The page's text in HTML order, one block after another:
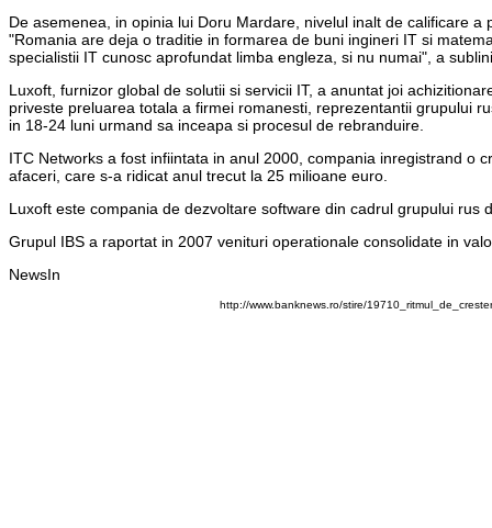
De asemenea, in opinia lui Doru Mardare, nivelul inalt de calificare
"Romania are deja o traditie in formarea de buni ingineri IT si
specialistii IT cunosc aprofundat limba engleza, si nu numai", a
Luxoft, furnizor global de solutii si servicii IT, a anuntat joi
priveste preluarea totala a firmei romanesti, reprezentantii grupului
in 18-24 luni urmand sa inceapa si procesul de rebranduire.
ITC Networks a fost infiintata in anul 2000, compania inregistrand o
afaceri, care s-a ridicat anul trecut la 25 milioane euro.
Luxoft este compania de dezvoltare software din cadrul grupului
Grupul IBS a raportat in 2007 venituri operationale consolidate in
NewsIn
http://www.banknews.ro/stire/